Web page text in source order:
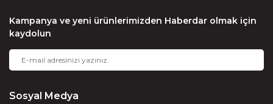
Kampanya ve yeni ürünlerimizden Haberdar olmak için
kaydolun
Sosyal Medya